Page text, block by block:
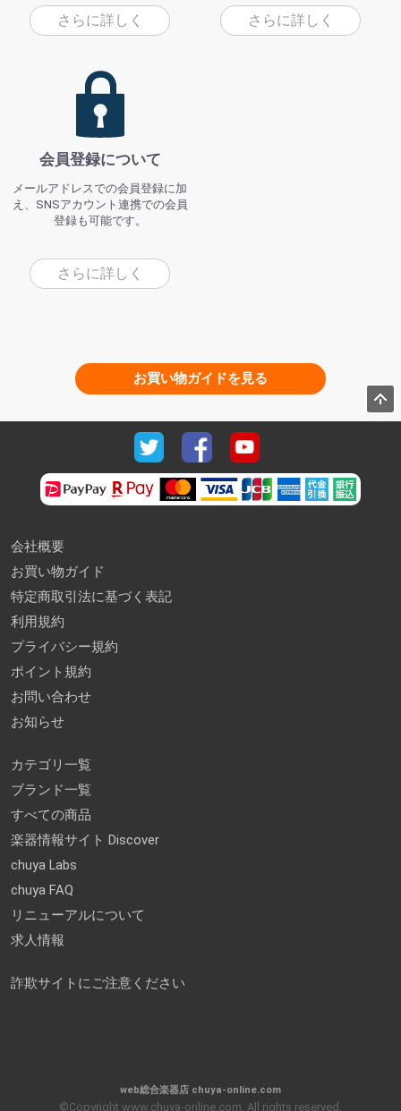
さらに詳しく さらに詳しく
会員登録について
メールアドレスでの会員登録に加
え、SNSアカウント連携での会員
登録も可能です。
さらに詳しく
お買い物ガイドを見る
会社概要
お買い物ガイド
特定商取引法に基づく表記
利用規約
プライバシー規約
ポイント規約
お問い合わせ
お知らせ
カテゴリ一覧
ブランド一覧
すべての商品
楽器情報サイト Discover
chuya Labs
chuya FAQ
リニューアルについて
求人情報
詐欺サイトにご注意ください
web総合楽器店 chuya-online.com
©Copyright www.chuya-online.com, All rights reserved.